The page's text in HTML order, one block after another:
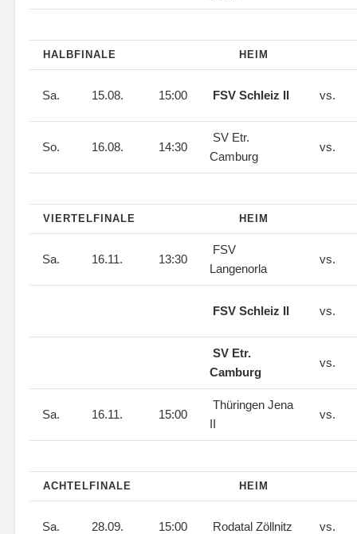
HALBFINALE HEIM
Sa. 15.08. 15:00 FSV Schleiz II vs.
So. 16.08. 14:30
SV Etr.
Camburg
vs.
VIERTELFINALE HEIM
Sa. 16.11. 13:30
FSV
Langenorla
vs.
FSV Schleiz II vs.
SV Etr.
Camburg
vs.
Sa. 16.11. 15:00
Thüringen Jena
II
vs.
ACHTELFINALE HEIM
Sa. 28.09. 15:00 Rodatal Zöllnitz vs.